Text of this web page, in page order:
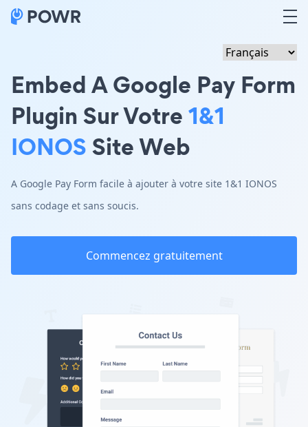
Embed A Google Pay Form
Plugin Sur Votre1&1
IONOSSite Web
A Google Pay Form facile à ajouter à votre site 1&1 IONOS
sans codage et sans soucis.
Commencez gratuitement